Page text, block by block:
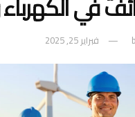
فبراير 25, 2025